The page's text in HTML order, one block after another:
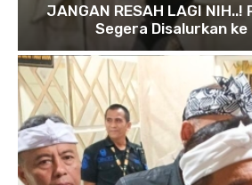
JANGAN RESAH LAGI
Segera Disalurkan ke